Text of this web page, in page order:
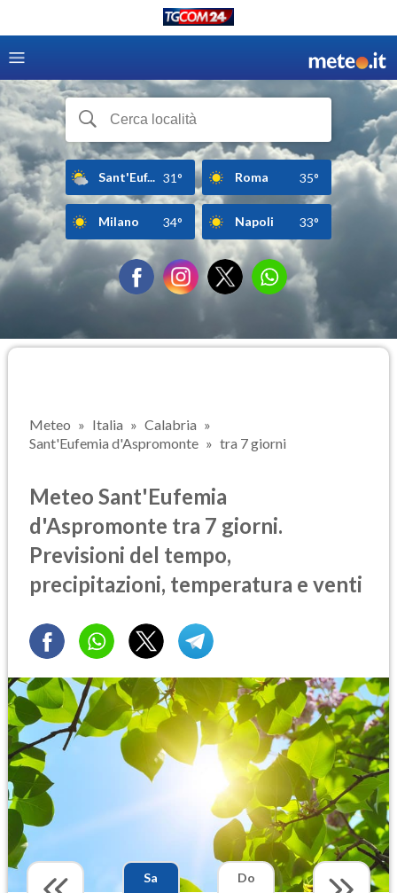
Sant'Euf... 31° Roma 35°
Milano 34° Napoli 33°
Meteo Italia
Calabria
Sant'Eufemia d'Aspromonte
tra 7 giorni
Meteo Sant'Eufemia
d'Aspromonte tra 7 giorni.
Previsioni del tempo,
precipitazioni, temperatura e venti
Sa
Do